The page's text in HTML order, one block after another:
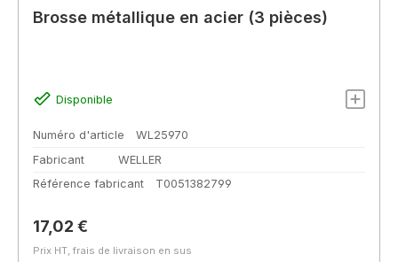
Brosse métallique en acier (3 pièces)
Disponible
Numéro d'article
WL25970
Fabricant
WELLER
Référence fabricant
T0051382799
Prix régulier :
17,02 €
Prix HT, frais de livraison en sus